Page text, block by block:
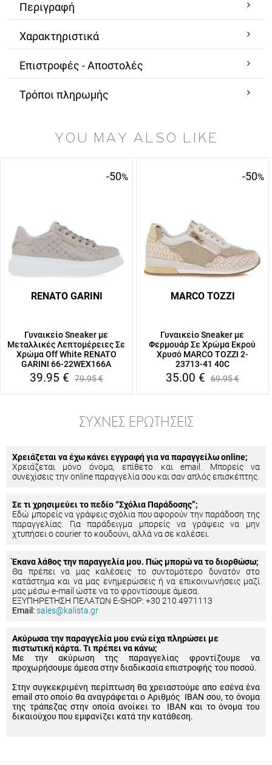
Περιγραφή
Χαρακτηριστικά
Επιστροφές - Αποστολές
Τρόποι πληρωμής
YOU MAY ALSO LIKE
-50%
RENATO GARINI
Γυναικείο Sneaker με
Μεταλλικές Λεπτομέρειες Σε
Χρώμα Off White RENATO
GARINI 66-22WEX166A
39.95 € 79.95€
-50%
MARCO TOZZI
Γυναικείο Sneaker με
Φερμουάρ Σε Χρώμα Εκρού
Χρυσό MARCO TOZZI 2-
23713-41 40C
35.00 € 69.95€
ΣΥΧΝΈΣ ΕΡΩΤΉΣΕΙΣ
Χρειάζεται να έχω κάνει εγγραφή για να παραγγείλω online;
Χρειάζεται μόνο όνομα, επίθετο και email. Μπορείς να
συνεχίσεις την online παραγγελία σου και σαν απλός επισκέπτης.
Σε τι χρησιμεύει το πεδίο “Σχόλια Παράδοσης”;
Εδώ μπορείς να γράψεις σχόλια που αφορούν την παράδοση της
παραγγελίας. Για παράδειγμα μπορείς να γράψεις να μην
χτυπήσει ο courier το κουδούνι, αλλά να σε καλέσει.
Έκανα λάθος την παραγγελία μου. Πώς μπορώ να το διορθώσω;
Θα πρέπει να μας καλέσεις το συντομότερο δυνατόν στο
κατάστημα και να μας ενημερώσεις ή να επικοινωνήσεις μαζί
μας μέσω e-mail ώστε να το φροντίσουμε άμεσα.
ΕΞΥΠΗΡΕΤΗΣΗ ΠΕΛΑΤΩΝ E-SHOP: +30 210 4971113
Email:sales@kalista.gr
Ακύρωσα την παραγγελία μου ενώ είχα πληρώσει με
πιστωτική κάρτα. Τι πρέπει να κάνω;
Με την ακύρωση της παραγγελίας φροντίζουμε να
προχωρήσουμε άμεσα στην διαδικασία επιστροφής του ποσού.
Στην συγκεκριμένη περίπτωση θα χρειαστούμε απο εσένα ένα
email στο οποίο θα αναγράφεται ο Αριθμός IBAN σου, το όνομα
της τράπεζας στην οποία ανοίκει το IBAN και το όνομα του
δικαιούχου που εμφανίζει κατά την κατάθεση.